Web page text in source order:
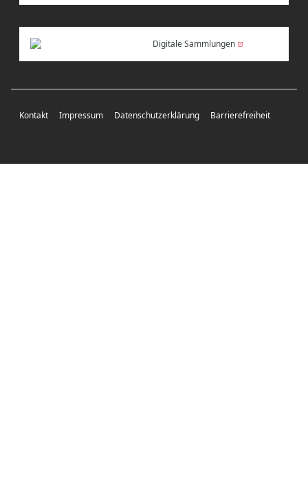
Digitale Sammlungen
Kontakt Impressum Datenschutzerklärung Barrierefreiheit